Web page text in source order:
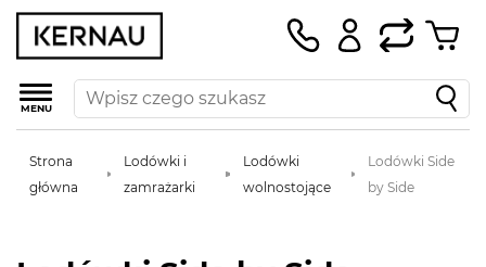
MENU
Strona
główna
Lodówki i
zamrażarki
Lodówki
wolnostojące
Lodówki Side
by Side